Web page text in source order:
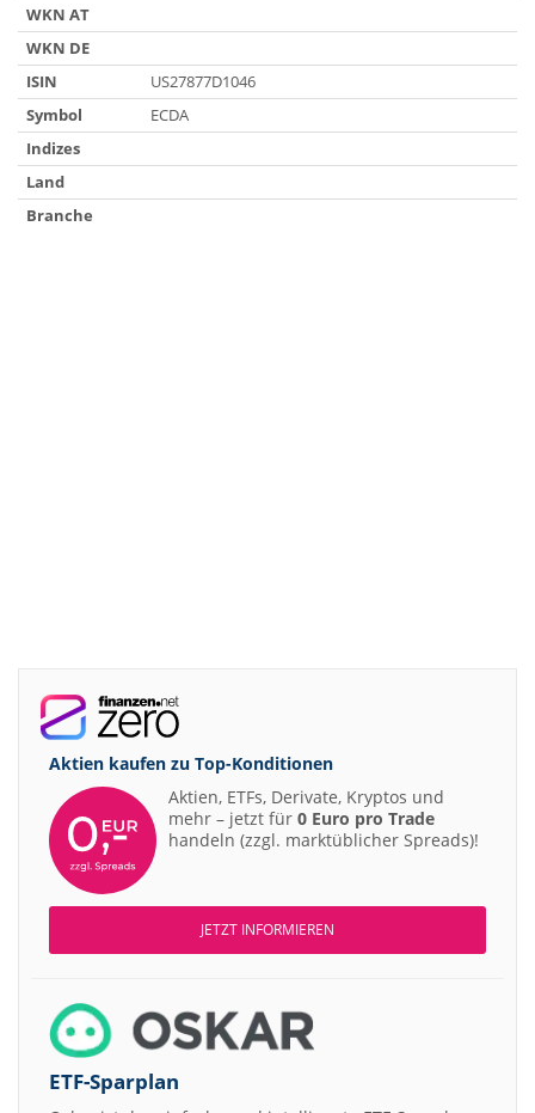
WKN AT
WKN DE
ISIN
US27877D1046
Symbol
ECDA
Indizes
Land
Branche
Aktien kaufen zu Top-Konditionen
Aktien, ETFs, Derivate, Kryptos und
mehr – jetzt für 0 Euro pro Trade
handeln (zzgl. marktüblicher Spreads)!
JETZT INFORMIEREN
ETF-Sparplan